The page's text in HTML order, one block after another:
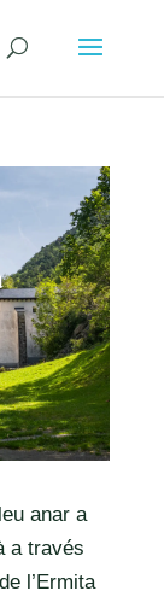
anar a
a través
l’Ermita